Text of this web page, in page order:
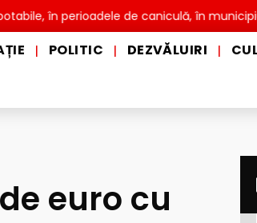
de caniculă, în municipiul Pitești!
| POLITIC | DEZVĂLUIRI |
euro cu